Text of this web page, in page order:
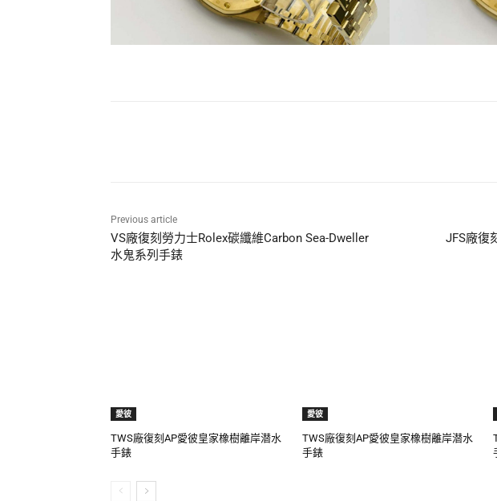
Previous article
VS廠復刻勞力士Rolex碳纖維Carbon Sea-Dweller
水鬼系列手錶
JFS廠復
愛彼
TWS廠復刻AP愛彼皇家橡樹離岸潜水
手錶
愛彼
TWS廠復刻AP愛彼皇家橡樹離岸潜水
手錶